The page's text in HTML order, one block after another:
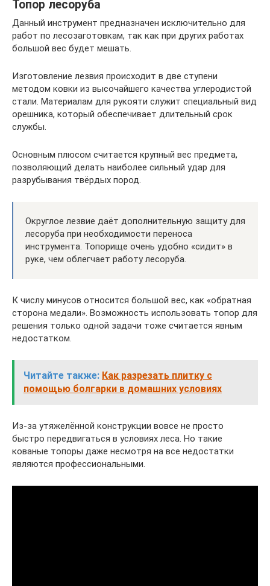
Топор лесоруба
Данный инструмент предназначен исключительно для
работ по лесозаготовкам, так как при других работах
большой вес будет мешать.
Изготовление лезвия происходит в две ступени
методом ковки из высочайшего качества углеродистой
стали. Материалам для рукояти служит специальный вид
орешника, который обеспечивает длительный срок
службы.
Основным плюсом считается крупный вес предмета,
позволяющий делать наиболее сильный удар для
разрубывания твёрдых пород.
Округлое лезвие даёт дополнительную защиту для
лесоруба при необходимости переноса
инструмента. Топорище очень удобно «сидит» в
руке, чем облегчает работу лесоруба.
К числу минусов относится большой вес, как «обратная
сторона медали». Возможность использовать топор для
решения только одной задачи тоже считается явным
недостатком.
Читайте также: Как разрезать плитку с
помощью болгарки в домашних условиях
Из-за утяжелённой конструкции вовсе не просто
быстро передвигаться в условиях леса. Но такие
кованые топоры даже несмотря на все недостатки
являются профессиональными.